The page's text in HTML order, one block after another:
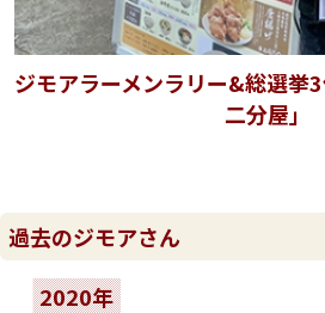
ジモアラーメンラリー&総選挙
二分屋」
過去のジモアさん
2020年